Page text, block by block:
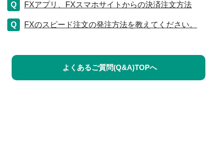
FXアプリ、FXスマホサイトからの決済注文方法
FXのスピード注文の発注方法を教えてください。
よくあるご質問(Q&A)TOPへ